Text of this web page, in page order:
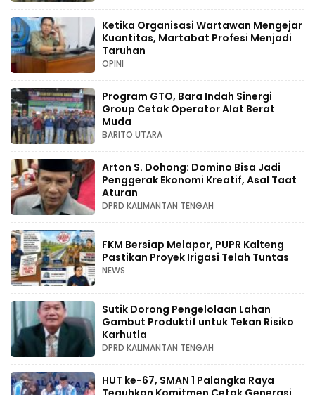
Ketika Organisasi Wartawan Mengejar
Kuantitas, Martabat Profesi Menjadi
Taruhan
OPINI
Program GTO, Bara Indah Sinergi
Group Cetak Operator Alat Berat
Muda
BARITO UTARA
Arton S. Dohong: Domino Bisa Jadi
Penggerak Ekonomi Kreatif, Asal Taat
Aturan
DPRD KALIMANTAN TENGAH
FKM Bersiap Melapor, PUPR Kalteng
Pastikan Proyek Irigasi Telah Tuntas
NEWS
Sutik Dorong Pengelolaan Lahan
Gambut Produktif untuk Tekan Risiko
Karhutla
DPRD KALIMANTAN TENGAH
HUT ke-67, SMAN 1 Palangka Raya